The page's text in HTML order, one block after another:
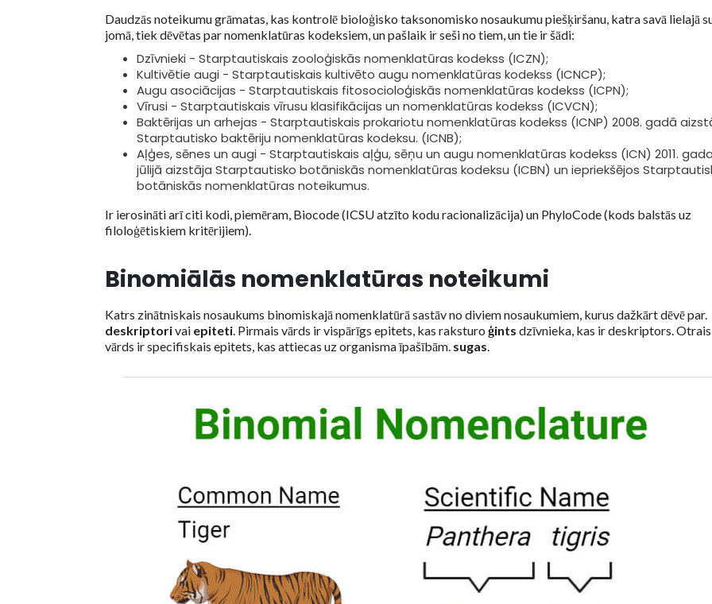
Daudzās noteikumu grāmatas, kas kontrolē bioloģisko taksonomisko nosaukumu piešķiršanu, katra savā lielajā
jomā, tiek dēvētas par nomenklatūras kodeksiem, un pašlaik ir seši no tiem, un tie ir šādi:
Dzīvnieki - Starptautiskais zooloģiskās nomenklatūras kodekss (ICZN);
Kultivētie augi - Starptautiskais kultivēto augu nomenklatūras kodekss (ICNCP);
Augu asociācijas - Starptautiskais fitosocioloģiskās nomenklatūras kodekss (ICPN);
Vīrusi - Starptautiskais vīrusu klasifikācijas un nomenklatūras kodekss (ICVCN);
Baktērijas un arhejas - Starptautiskais prokariotu nomenklatūras kodekss (ICNP) 2008. gadā
Starptautisko baktēriju nomenklatūras kodeksu. (ICNB);
Aļģes, sēnes un augi - Starptautiskais aļģu, sēņu un augu nomenklatūras kodekss (ICN) 2011.
jūlijā aizstāja Starptautisko botāniskās nomenklatūras kodeksu (ICBN) un iepriekšējos
botāniskās nomenklatūras noteikumus.
Ir ierosināti arī citi kodi, piemēram, Biocode (ICSU atzīto kodu racionalizācija) un PhyloCode (kods balstās uz
filoloģētiskiem kritērijiem).
Binomiālās nomenklatūras noteikumi
Katrs zinātniskais nosaukums binomiskajā nomenklatūrā sastāv no diviem nosaukumiem, kurus dažkārt dēvē par.
deskriptorivai epiteti . Pirmais vārds ir vispārīgs epitets, kas raksturo ģints dzīvnieka, kas ir deskriptors. Otrais
vārds ir specifiskais epitets, kas attiecas uz organisma īpašībām. sugas